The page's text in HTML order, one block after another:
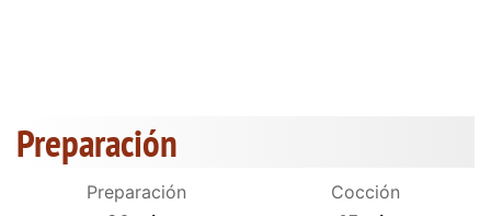
Preparación
Preparación
Cocción